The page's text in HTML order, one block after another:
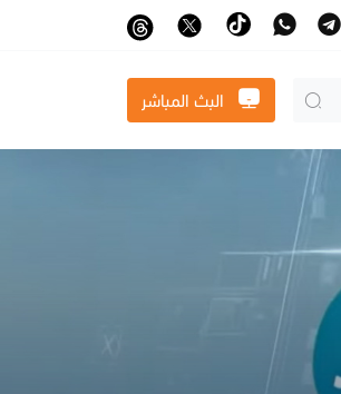
البث المباشر